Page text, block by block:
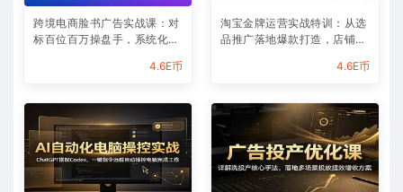
跨境电商脸书广告实战课：对
标百位百万操盘手，系统化运
4.6E币
淘宝金牌运营实战特训：从选
品推广落地爆款打造，店铺运
4.6E币